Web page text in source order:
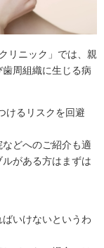
リニック」では、親
周組織に生じる病
けるリスクを回避
どへのご紹介も適
がある方はまずは
いけないというわ